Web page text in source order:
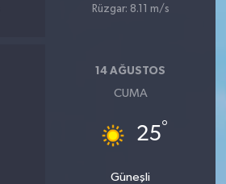
Rüzgar: 8.11 m/s
14 AĞUSTOS
CUMA
25°
Güneşli